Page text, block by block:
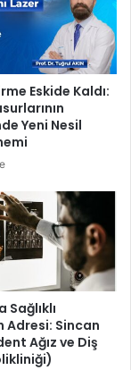
Eskide Kaldı:
Yeni Nesil
Sağlıklı
Adresi: Sincan
Ağız ve Diş